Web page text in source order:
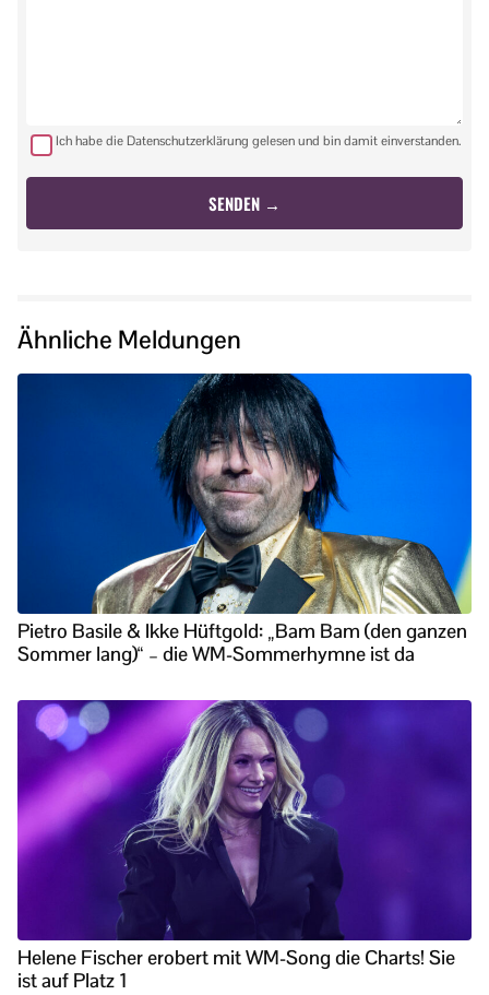
Ich habe die Datenschutzerklärung gelesen und bin damit einverstanden.
Ähnliche Meldungen
Pietro Basile & Ikke Hüftgold: „Bam Bam (den ganzen
Sommer lang)“ – die WM-Sommerhymne ist da
Helene Fischer erobert mit WM-Song die Charts! Sie
ist auf Platz 1